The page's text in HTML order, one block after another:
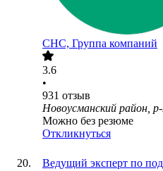
СНС, Группа компаний
3.6
•
931 отзыв
Новоусманский район,
Можно без резюме
Откликнуться
Ведущий эксперт по